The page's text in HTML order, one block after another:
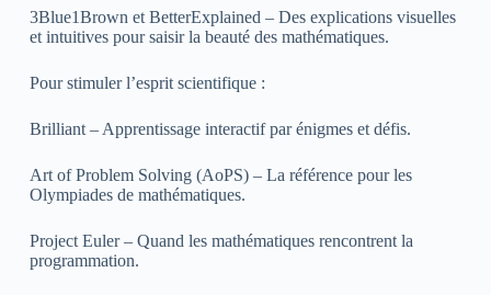
3Blue1Brown et BetterExplained – Des explications visuelles
et intuitives pour saisir la beauté des mathématiques.
Pour stimuler l’esprit scientifique :
Brilliant – Apprentissage interactif par énigmes et défis.
Art of Problem Solving (AoPS) – La référence pour les
Olympiades de mathématiques.
Project Euler – Quand les mathématiques rencontrent la
programmation.